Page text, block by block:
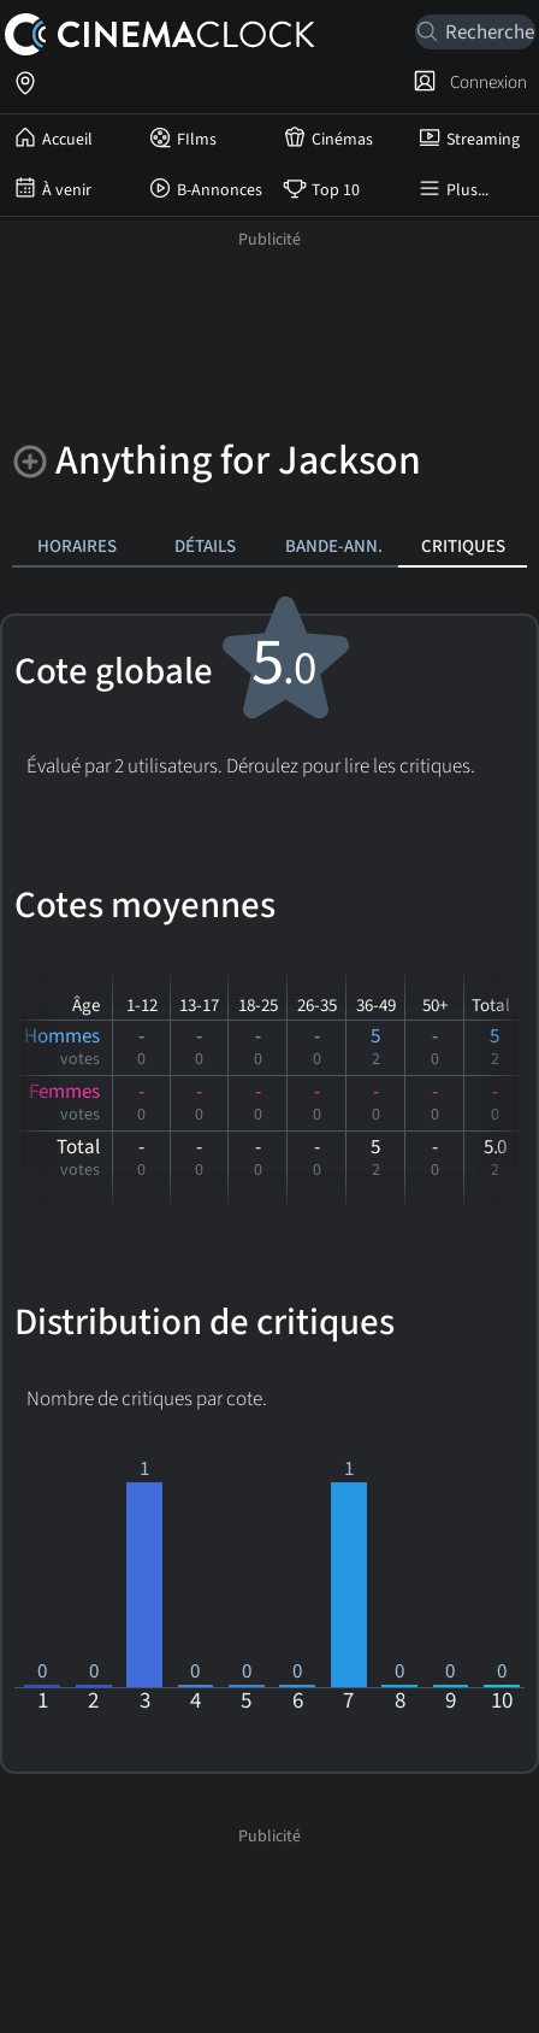
Accueil FIlms Cinémas Streaming
À venir B-Annonces Top 10 Plus...
Connexion
Anything for Jackson
HORAIRES DÉTAILS BANDE-ANN. CRITIQUES
Cote globale 5.0
Évalué par 2 utilisateurs. Déroulez pour lire les critiques.
Cotes moyennes
Âge 1-12 13-17 18-25 26-35 36-49 50+ Total
Hommes
votes
-
0
-
0
-
0
-
0
5
2
-
0
5
2
Femmes
votes
-
0
-
0
-
0
-
0
-
0
-
0
-
0
Total
votes
-
0
-
0
-
0
-
0
5
2
-
0
5.0
2
Distribution de critiques
Nombre de critiques par cote.
0 0
1
0 0 0
1
0 0 0
1 2 3 4 5 6 7 8 9 10